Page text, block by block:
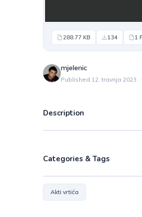
288.77 KB 134 1
mjelenic
Published 12. travnja 2023.
Description
Categories & Tags
Akti vrtića